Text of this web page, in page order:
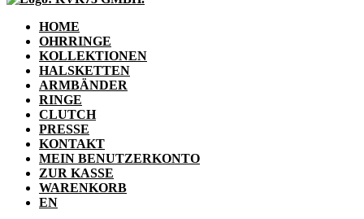
HOME
OHRRINGE
KOLLEKTIONEN
HALSKETTEN
ARMBÄNDER
RINGE
CLUTCH
PRESSE
KONTAKT
MEIN BENUTZERKONTO
ZUR KASSE
WARENKORB
EN